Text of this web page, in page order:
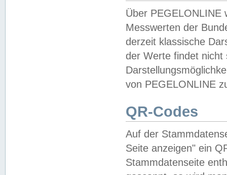
Über PEGELONLINE
Messwerten der
derzeit klassische
der Werte findet
von PEGELONLINE
QR-Codes
Auf der
Seite anzeigen" ein
Stammdatenseite